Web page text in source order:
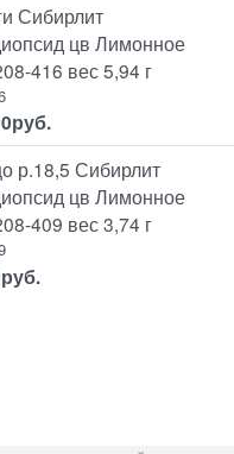
Сибирлит
цв Лимонное
416 вес 5,94 г
руб.
р.18,5 Сибирлит
цв Лимонное
409 вес 3,74 г
руб.